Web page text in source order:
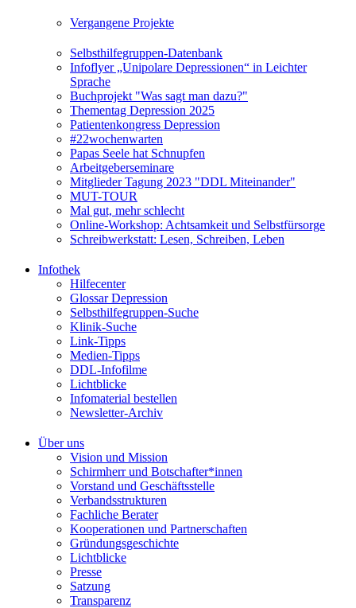
Vergangene Projekte
Selbsthilfegruppen-Datenbank
Infoflyer „Unipolare Depressionen“ in Leichter
Sprache
Buchprojekt "Was sagt man dazu?"
Thementag Depression 2025
Patientenkongress Depression
#22wochenwarten
Papas Seele hat Schnupfen
Arbeitgeberseminare
Mitglieder Tagung 2023 "DDL Miteinander"
MUT-TOUR
Mal gut, mehr schlecht
Online-Workshop: Achtsamkeit und Selbstfürsorge
Schreibwerkstatt: Lesen, Schreiben, Leben
Infothek
Hilfecenter
Glossar Depression
Selbsthilfegruppen-Suche
Klinik-Suche
Link-Tipps
Medien-Tipps
DDL-Infofilme
Lichtblicke
Infomaterial bestellen
Newsletter-Archiv
Über uns
Vision und Mission
Schirmherr und Botschafter*innen
Vorstand und Geschäftsstelle
Verbandsstrukturen
Fachliche Berater
Kooperationen und Partnerschaften
Gründungsgeschichte
Lichtblicke
Presse
Satzung
Transparenz